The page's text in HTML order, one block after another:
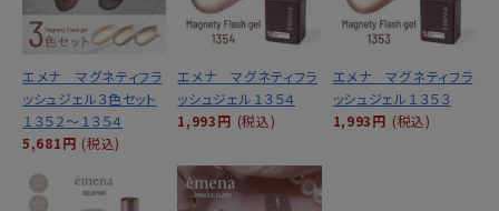
エメナ マグネティフラ
ッシュジェル３色セット
１３５２～１３５４
5,681円 (税込)
エメナ マグネティフラ
ッシュジェル１３５４
1,993円 (税込)
エメナ マグネティフラ
ッシュジェル１３５３
1,993円 (税込)